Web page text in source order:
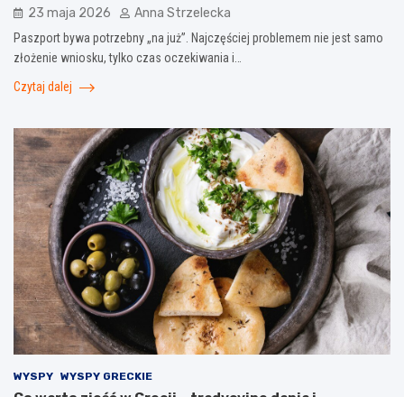
23 maja 2026 Anna Strzelecka
Paszport bywa potrzebny „na już”. Najczęściej problemem nie jest samo
złożenie wniosku, tylko czas oczekiwania i…
Czytaj dalej
WYSPY WYSPY GRECKIE